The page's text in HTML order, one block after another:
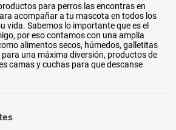
para perros las encontras en
acompañar a tu mascota en todos los
vida. Sabemos lo importante que es el
por eso contamos con una amplia
alimentos secos, húmedos, galletitas
una máxima diversión, productos de
camas y cuchas para que descanse